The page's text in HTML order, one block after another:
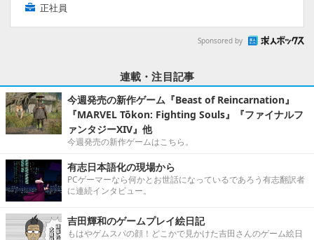
正社員
Sponsored by
連載・注目記事
今週発売の新作ゲーム『Beast of Reincarnation』
『MARVEL Tōkon: Fighting Souls』『ファイナルフ
ァンタジーXIV』他
今週発売の新作ゲームはこちら。
有志日本語化の現場から
PCゲーマーなら何かとお世話になっているであろう有志翻訳者
に連続インタビュー。
吉田輝和のゲームプレイ絵日記
もはやゲムスパの顔！どこかで見かけた吉田さんのゲーム絵日